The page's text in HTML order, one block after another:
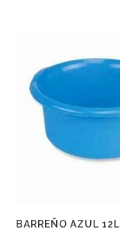
BARREÑO AZUL 12L